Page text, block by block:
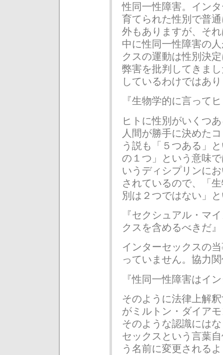
性同一性障害。イン
育てられた性別で普
外もありますが、そ
中に性同一性障害の
クスの運動は性別決
弊害を批判してきま
しているわけではあ
『生物学的に言って
ヒトに性別がいくつ
人間が勝手に決めた
う説も「５つある」
の１つ」という意味
いうディシプリンに
されているので、「
別は２つではない」
『セクシュアル・マ
クスを含めるべきだ』
インターセックスの
っていません。協力
『性同一性障害はイ
そのように法律上解
がミルトン・ダイア
そのような認識には
セックスという言葉
う名前に変更される